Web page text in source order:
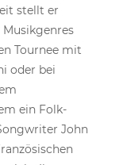
stellt er
Tournee mit
oder bei
ein Folk-
John